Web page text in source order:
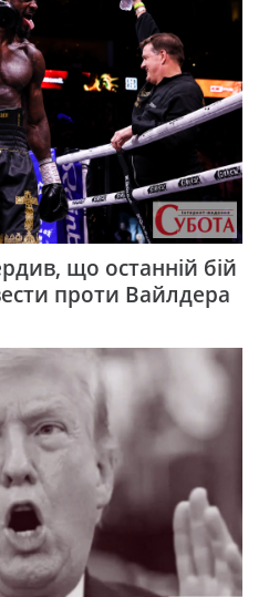
що останній бій
проти Вайлдера